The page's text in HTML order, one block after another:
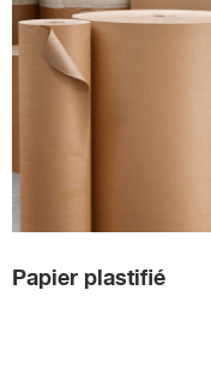
Papier plastifié